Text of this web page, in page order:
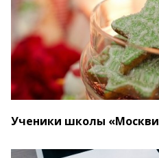
Ученики школы